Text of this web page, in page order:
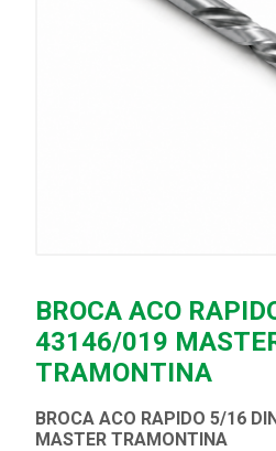
BROCA ACO
43146/019
TRAMONTINA
BROCA ACO RAPIDO 5/16
MASTER TRAMONTINA